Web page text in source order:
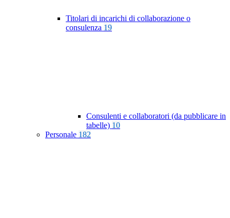
Titolari di incarichi di collaborazione o
consulenza 19
Consulenti e collaboratori (da pubblicare in
tabelle) 10
Personale 182